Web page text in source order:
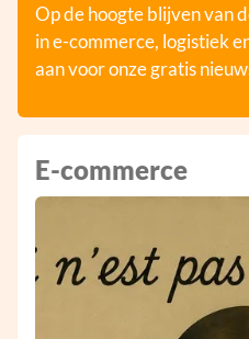
Op de hoogte blijven van
in e-commerce, logistiek
aan voor onze gratis
E-commerce